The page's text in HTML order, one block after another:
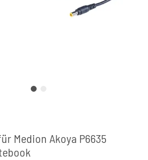
Medion Akoya P6635